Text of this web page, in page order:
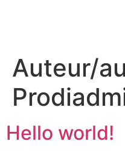
Auteur/
Hello world!